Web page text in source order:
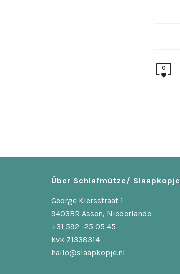
0
Über Schlafmütze/ Slaapkopje
George Kiersstraat 1
9403BR Assen, Niederlande
+31 592 -25 05 45
kvk 71338314
hallo@slaapkopje.nl